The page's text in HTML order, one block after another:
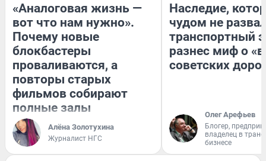
«Аналоговая жизнь —
вот что нам нужно».
Почему новые
блокбастеры
проваливаются, а
повторы старых
фильмов собирают
полные залы
Алёна Золотухина
Журналист НГС
Наследие,
чудом не
транспортный
разнес миф о
советских
Олег Арефьев
Блогер,
владелец в
бизнесе